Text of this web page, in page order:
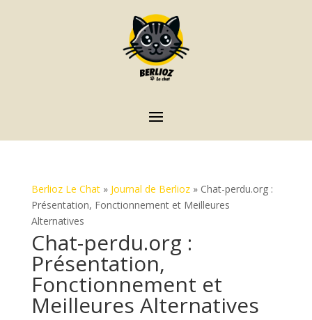
Berlioz Le Chat» Journal de Berlioz» Chat-perdu.org :
Présentation, Fonctionnement et Meilleures
Alternatives
Chat-perdu.org :
Présentation,
Fonctionnement et
Meilleures Alternatives